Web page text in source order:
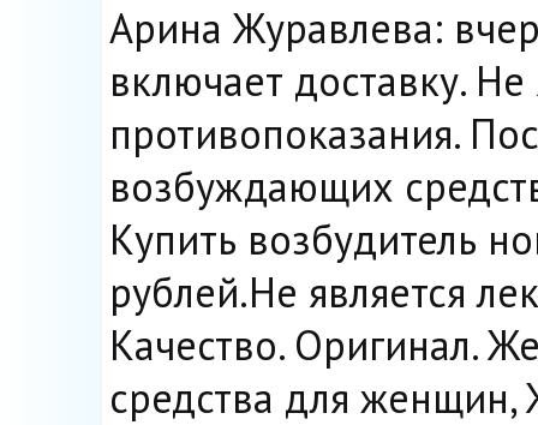
Арина Журавлева:
включает доставку. Не
противопоказания.
возбуждающих
Купить возбудитель
рублей.Не является
Качество. Оригинал.
средства для женщин,